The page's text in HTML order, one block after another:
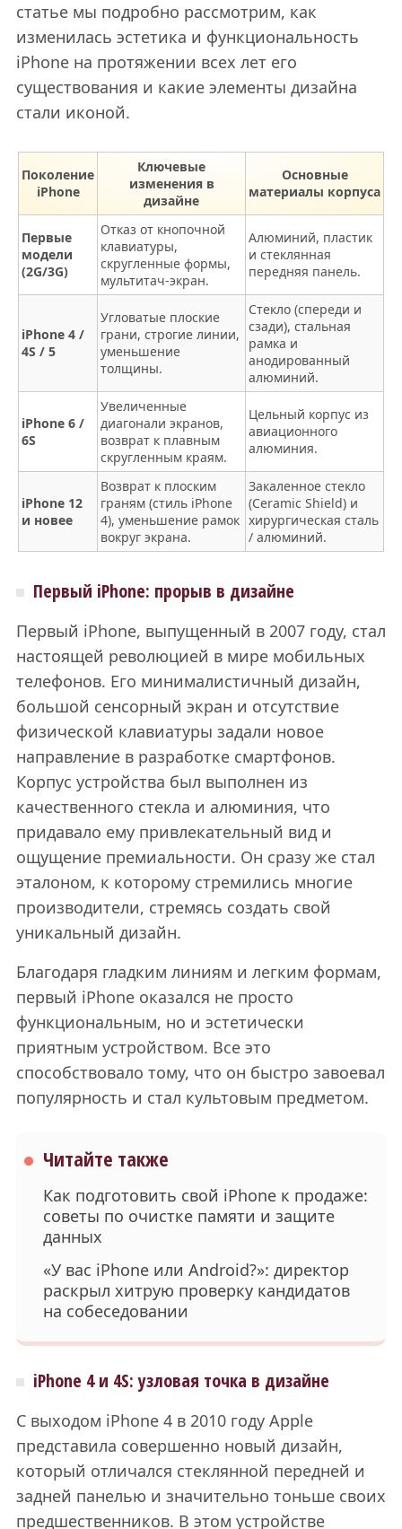
статье мы подробно рассмотрим, как
изменилась эстетика и функциональность
iPhone на протяжении всех лет его
существования и какие элементы дизайна
стали иконой.
Поколение
iPhone
Ключевые
изменения в
дизайне
Основные
материалы корпуса
Первые
модели
(2G/3G)
Отказ от кнопочной
клавиатуры,
скругленные формы,
мультитач-экран.
Алюминий, пластик
и стеклянная
передняя панель.
iPhone 4 /
4S / 5
Угловатые плоские
грани, строгие линии,
уменьшение
толщины.
Стекло (спереди и
сзади), стальная
рамка и
анодированный
алюминий.
iPhone 6 /
6S
Увеличенные
диагонали экранов,
возврат к плавным
скругленным краям.
Цельный корпус из
авиационного
алюминия.
iPhone 12
и новее
Возврат к плоским
граням (стиль iPhone
4), уменьшение рамок
вокруг экрана.
Закаленное стекло
(Ceramic Shield) и
хирургическая сталь
/ алюминий.
Первый iPhone: прорыв в дизайне
Первый iPhone, выпущенный в 2007 году, стал
настоящей революцией в мире мобильных
телефонов. Его минималистичный дизайн,
большой сенсорный экран и отсутствие
физической клавиатуры задали новое
направление в разработке смартфонов.
Корпус устройства был выполнен из
качественного стекла и алюминия, что
придавало ему привлекательный вид и
ощущение премиальности. Он сразу же стал
эталоном, к которому стремились многие
производители, стремясь создать свой
уникальный дизайн.
Благодаря гладким линиям и легким формам,
первый iPhone оказался не просто
функциональным, но и эстетически
приятным устройством. Все это
способствовало тому, что он быстро завоевал
популярность и стал культовым предметом.
Читайте также
Как подготовить свой iPhone к продаже:
советы по очистке памяти и защите
данных
«У вас iPhone или Android?»: директор
раскрыл хитрую проверку кандидатов
на собеседовании
iPhone 4 и 4S: узловая точка в дизайне
С выходом iPhone 4 в 2010 году Apple
представила совершенно новый дизайн,
который отличался стеклянной передней и
задней панелью и значительно тоньше своих
предшественников. В этом устройстве